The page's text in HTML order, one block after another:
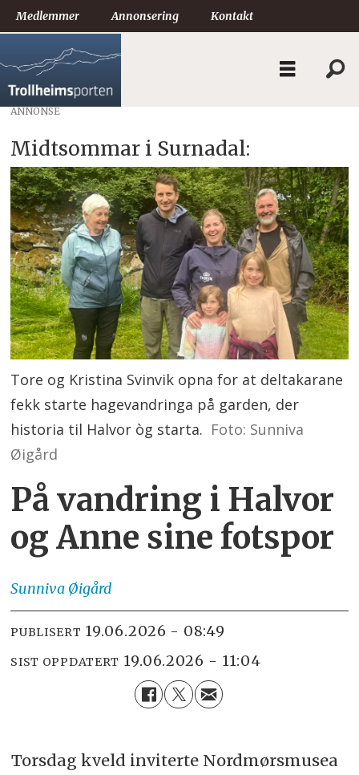
Medlemmer Annonsering Kontakt
ANNONSE
Midtsommar i Surnadal:
Tore og Kristina Svinvik opna for at deltakarane
fekk starte hagevandringa på garden, der
historia til Halvor òg starta. Foto: Sunniva
Øigård
På vandring i Halvor
og Anne sine fotspor
Sunniva Øigård
PUBLISERT 19.06.2026 - 08:49
SIST OPPDATERT 19.06.2026 - 11:04
Torsdag kveld inviterte Nordmørsmusea